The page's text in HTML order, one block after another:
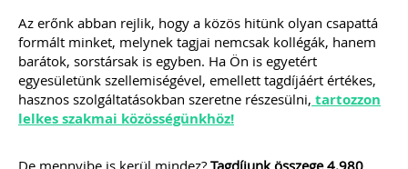
Külföldi gazdálkodó
magyarországi
vásárokon történő
részvételének
adózási kérdései
Az erőnk abban rejlik, hogy a közös hitünk olyan csapattá
formált minket, melynek tagjai nemcsak kollégák, hanem
barátok, sorstársak is egyben. Ha Ön is egyetért
egyesületünk szellemiségével, emellett tagdíjáért értékes,
hasznos szolgáltatásokban szeretne részesülni, tartozzon
lelkes szakmai közösségünkhöz!
De mennyibe is kerül mindez? Tagdíjunk összege 4.980